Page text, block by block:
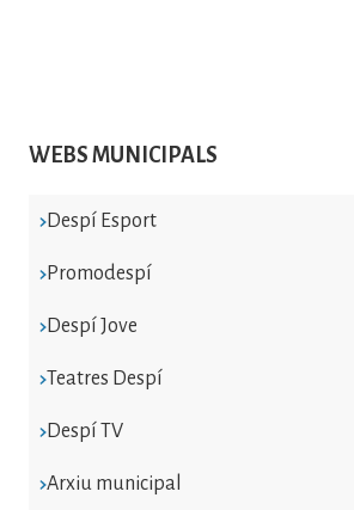
WEBS MUNICIPALS
Despí Esport
Promodespí
Despí Jove
Teatres Despí
Despí TV
Arxiu municipal